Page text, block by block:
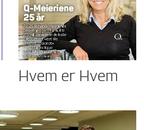
Hvem er Hvem